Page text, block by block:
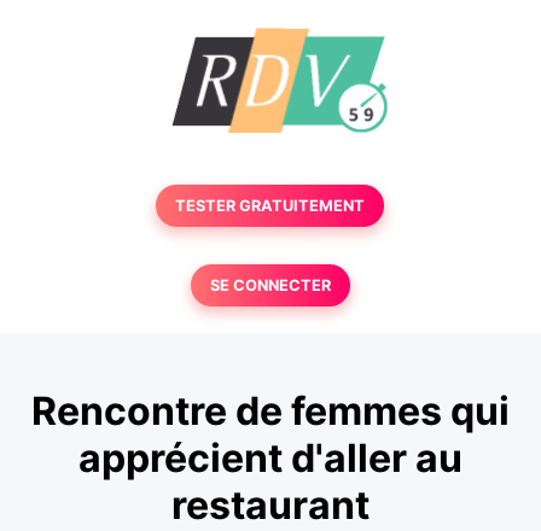
TESTER GRATUITEMENT
SE CONNECTER
Rencontre de femmes qui
apprécient d'aller au
restaurant